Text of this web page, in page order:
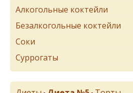
Алкогольные коктейли
Безалкогольные коктейли
Соки
Суррогаты